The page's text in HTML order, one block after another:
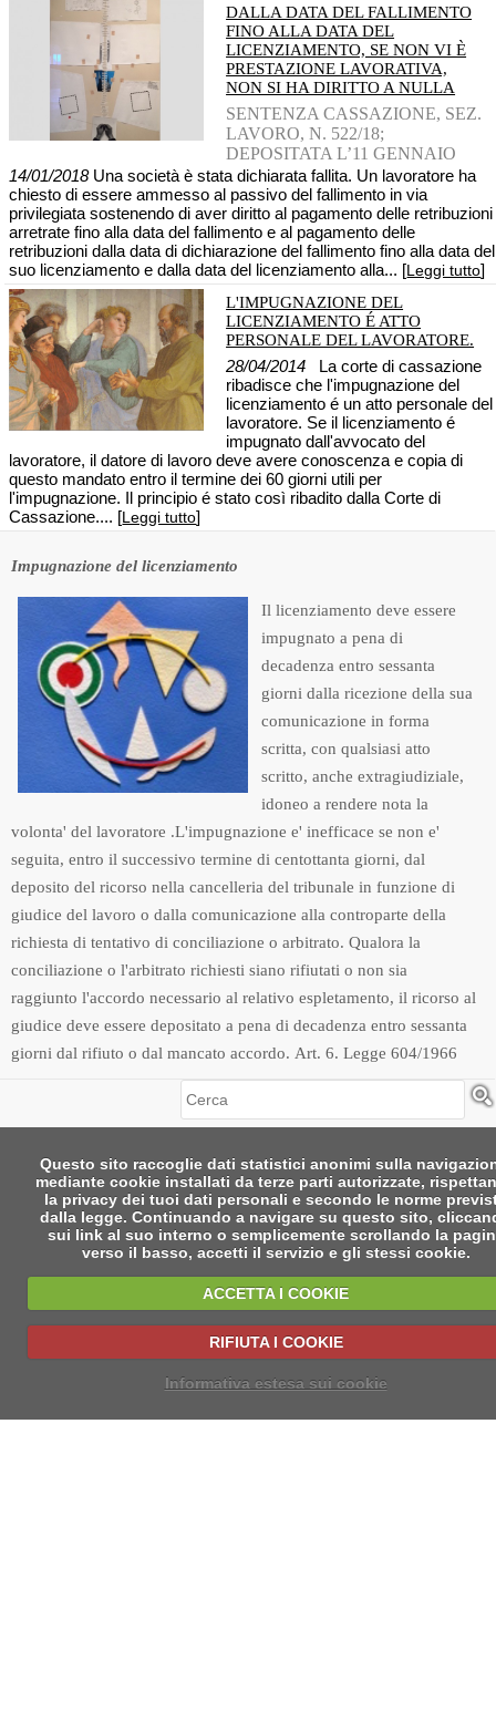
DALLA DATA DEL FALLIMENTO
FINO ALLA DATA DEL
LICENZIAMENTO, SE NON VI È
PRESTAZIONE LAVORATIVA,
NON SI HA DIRITTO A NULLA
SENTENZA CASSAZIONE, SEZ.
LAVORO, N. 522/18;
DEPOSITATA L’11 GENNAIO
14/01/2018Una società è stata dichiarata fallita. Un lavoratore ha
chiesto di essere ammesso al passivo del fallimento in via
privilegiata sostenendo di aver diritto al pagamento delle retribuzioni
arretrate fino alla data del fallimento e al pagamento delle
retribuzioni dalla data di dichiarazione del fallimento fino alla data del
suo licenziamento e dalla data del licenziamento alla... [Leggi tutto]
L'IMPUGNAZIONE DEL
LICENZIAMENTO É ATTO
PERSONALE DEL LAVORATORE.
28/04/2014 La corte di cassazione
ribadisce che l'impugnazione del
licenziamento é un atto personale del
lavoratore. Se il licenziamento é
impugnato dall'avvocato del
lavoratore, il datore di lavoro deve avere conoscenza e copia di
questo mandato entro il termine dei 60 giorni utili per
l'impugnazione. Il principio é stato così ribadito dalla Corte di
Cassazione.... [Leggi tutto]
Impugnazione del licenziamento
Il licenziamento deve essere
impugnato a pena di
decadenza entro sessanta
giorni dalla ricezione della sua
comunicazione in forma
scritta, con qualsiasi atto
scritto, anche extragiudiziale,
idoneo a rendere nota la
volonta' del lavoratore .L'impugnazione e' inefficace se non e'
seguita, entro il successivo termine di centottanta giorni, dal
deposito del ricorso nella cancelleria del tribunale in funzione di
giudice del lavoro o dalla comunicazione alla controparte della
richiesta di tentativo di conciliazione o arbitrato. Qualora la
conciliazione o l'arbitrato richiesti siano rifiutati o non sia
raggiunto l'accordo necessario al relativo espletamento, il ricorso al
giudice deve essere depositato a pena di decadenza entro sessanta
giorni dal rifiuto o dal mancato accordo. Art. 6. Legge 604/1966
Cerca
Questo sito raccoglie dati statistici anonimi sulla
mediante cookie installati da terze parti autorizzate,
la privacy dei tuoi dati personali e secondo le norme
dalla legge. Continuando a navigare su questo sito,
sui link al suo interno o semplicemente scrollando la
verso il basso, accetti il servizio e gli stessi cookie.
ACCETTA I COOKIE
RIFIUTA I COOKIE
Informativa estesa sui cookie